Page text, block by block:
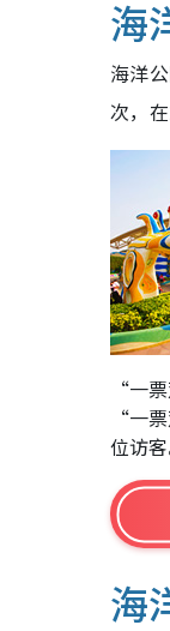
海
海洋
次，
“一
“一
位访
海